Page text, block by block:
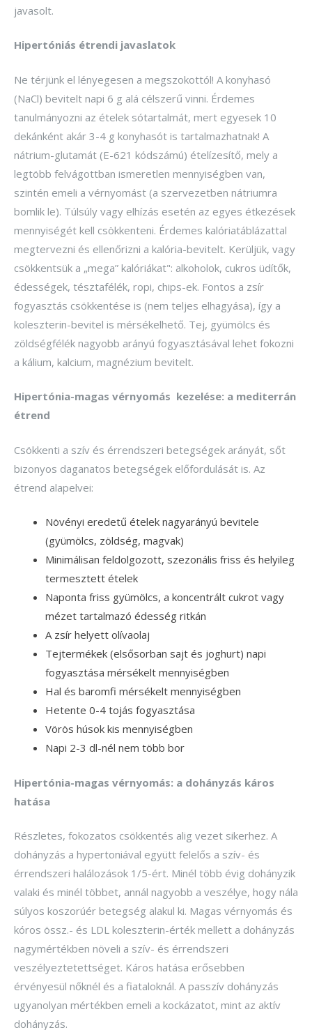
javasolt.
Hipertóniás étrendi javaslatok
Ne térjünk el lényegesen a megszokottól! A konyhasó
(NaCl) bevitelt napi 6 g alá célszerű vinni. Érdemes
tanulmányozni az ételek sótartalmát, mert egyesek 10
dekánként akár 3-4 g konyhasót is tartalmazhatnak! A
nátrium-glutamát (E-621 kódszámú) ételízesítő, mely a
legtöbb felvágottban ismeretlen mennyiségben van,
szintén emeli a vérnyomást (a szervezetben nátriumra
bomlik le). Túlsúly vagy elhízás esetén az egyes étkezések
mennyiségét kell csökkenteni. Érdemes kalóriatáblázattal
megtervezni és ellenőrizni a kalória-bevitelt. Kerüljük, vagy
csökkentsük a „mega” kalóriákat": alkoholok, cukros üdítők,
édességek, tésztafélék, ropi, chips-ek. Fontos a zsír
fogyasztás csökkentése is (nem teljes elhagyása), így a
koleszterin-bevitel is mérsékelhető. Tej, gyümölcs és
zöldségfélék nagyobb arányú fogyasztásával lehet fokozni
a kálium, kalcium, magnézium bevitelt.
Hipertónia-magas vérnyomás kezelése: a mediterrán
étrend
Csökkenti a szív és érrendszeri betegségek arányát, sőt
bizonyos daganatos betegségek előfordulását is. Az
étrend alapelvei:
Növényi eredetű ételek nagyarányú bevitele
(gyümölcs, zöldség, magvak)
Minimálisan feldolgozott, szezonális friss és helyileg
termesztett ételek
Naponta friss gyümölcs, a koncentrált cukrot vagy
mézet tartalmazó édesség ritkán
A zsír helyett olívaolaj
Tejtermékek (elsősorban sajt és joghurt) napi
fogyasztása mérsékelt mennyiségben
Hal és baromfi mérsékelt mennyiségben
Hetente 0-4 tojás fogyasztása
Vörös húsok kis mennyiségben
Napi 2-3 dl-nél nem több bor
Hipertónia-magas vérnyomás: a dohányzás káros
hatása
Részletes, fokozatos csökkentés alig vezet sikerhez. A
dohányzás a hypertoniával együtt felelős a szív- és
érrendszeri halálozások 1/5-ért. Minél több évig dohányzik
valaki és minél többet, annál nagyobb a veszélye, hogy nála
súlyos koszorúér betegség alakul ki. Magas vérnyomás és
kóros össz.- és LDL koleszterin-érték mellett a dohányzás
nagymértékben növeli a szív- és érrendszeri
veszélyeztetettséget. Káros hatása erősebben
érvényesül nőknél és a fiataloknál. A passzív dohányzás
ugyanolyan mértékben emeli a kockázatot, mint az aktív
dohányzás.